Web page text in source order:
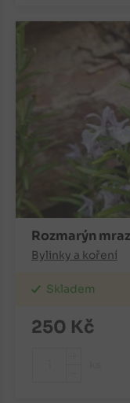
Rozmarýn
Bylinky a koření
Skladem
250 Kč